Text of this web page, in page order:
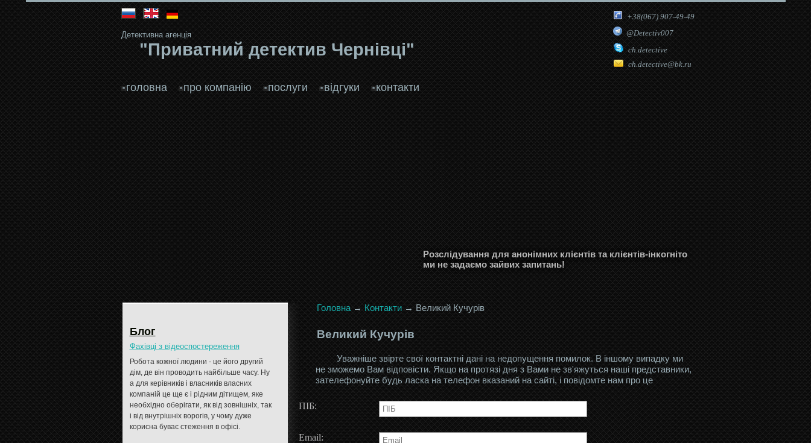
+38(067) 907-49-49
@Detectiv007
ch.detective
ch.detective@bk.ru
Детективна агенція
"Приватний детектив Чернівці"
головна про компанію послуги відгуки контакти
Розслідування для анонімних клієнтів та клієнтів-інкогніто
ми не задаємо зайвих запитань!
Блог
Фахівці з відеоспостереження
Робота кожної людини - це його другий
дім, де він проводить найбільше часу. Ну
а для керівників і власників власних
компаній це ще є і рідним дітищем, яке
необхідно оберігати, як від зовнішніх, так
і від внутрішніх ворогів, у чому дуже
корисна буває стеження в офісі.
Головна→ Контакти→ Великий Кучурів
Великий Кучурів
Уважніше звірте свої контактні дані на недопущення помилок. В іншому випадку ми
не зможемо Вам відповісти. Якщо на протязі дня з Вами не зв'яжуться наші представники,
зателефонуйте будь ласка на телефон вказаний на сайті, і повідомте нам про це
ПІБ:
Email: